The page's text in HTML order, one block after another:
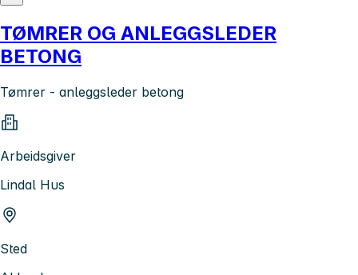
TØMRER OG ANLEGGSLEDER
BETONG
Tømrer - anleggsleder betong
Arbeidsgiver
Lindal Hus
Sted